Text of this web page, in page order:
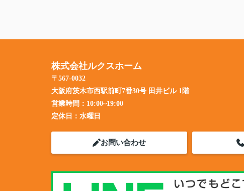
株式会社ルクスホーム
〒567-0032
大阪府茨木市西駅前町7番30号 田井ビル 1階
営業時間： 10:00~19:00
定休日： 水曜日
お問い合わせ